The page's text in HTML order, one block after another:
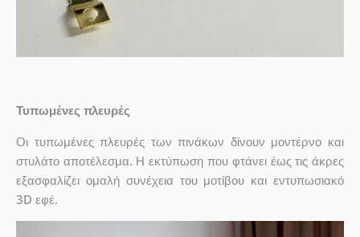
Τυπωμένες πλευρές
Οι τυπωμένες πλευρές των πινάκων δίνουν μοντέρνο και
στυλάτο αποτέλεσμα. Η εκτύπωση που φτάνει έως τις άκρες
εξασφαλίζει ομαλή συνέχεια του μοτίβου και εντυπωσιακό
3D εφέ.